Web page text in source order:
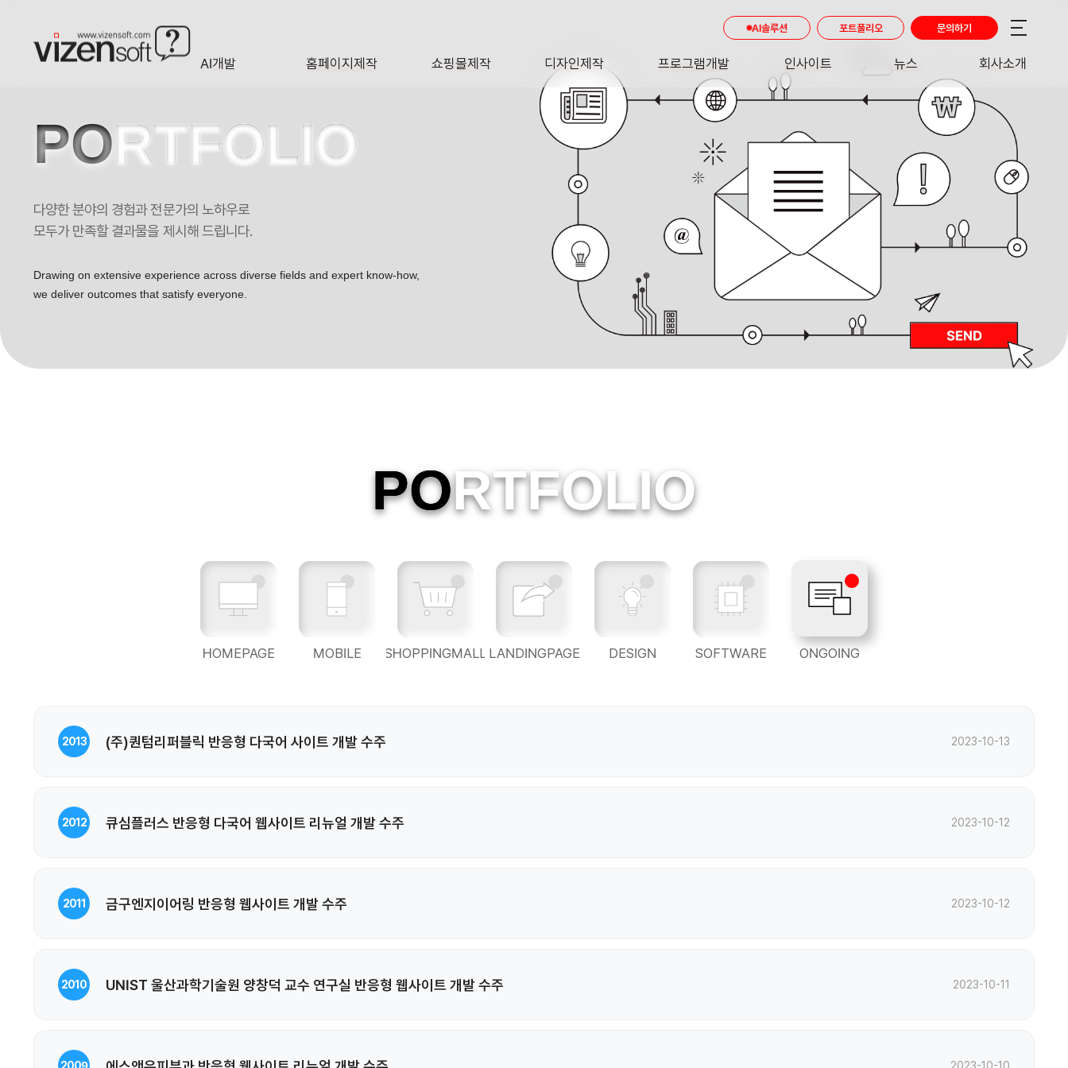
AI개발 홈페이지제작 쇼핑몰제작 디자인제작
DESIGN
프로그램개발
SOFTWARE
인사이트
INSIGHT
뉴스
NEWS
회사소개
AI솔루션 포트폴리오 문의하기
PORTFOLIO
다양한 분야의 경험과 전문가의 노하우로
모두가 만족할 결과물을 제시해 드립니다.
Drawing on extensive experience across diverse fields and expert know-how,
we deliver outcomes that satisfy everyone.
PORTFOLIO
HOMEPAGE MOBILE SHOPPINGMALL LANDINGPAGE DESIGN SOFTWARE ONGOING
2013 (주)퀀텀리퍼블릭 반응형 다국어 사이트 개발 수주 2023-10-13
2012 큐심플러스 반응형 다국어 웹사이트 리뉴얼 개발 수주 2023-10-12
2011 금구엔지이어링 반응형 웹사이트 개발 수주 2023-10-12
2010 UNIST 울산과학기술원 양창덕 교수 연구실 반응형 웹사이트 개발 수주 2023-10-11
2023-10-10